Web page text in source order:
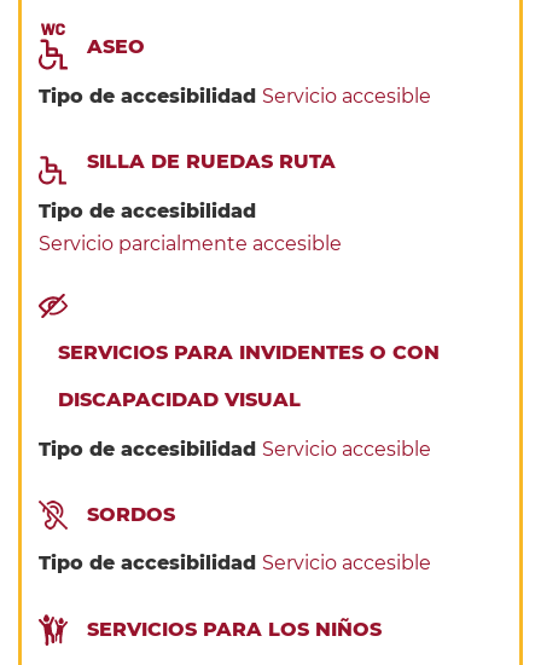
ASEO
Tipo de accesibilidad Servicio accesible
SILLA DE RUEDAS RUTA
Tipo de accesibilidad
Servicio parcialmente accesible
SERVICIOS PARA INVIDENTES O CON
DISCAPACIDAD VISUAL
Tipo de accesibilidad Servicio accesible
SORDOS
Tipo de accesibilidad Servicio accesible
SERVICIOS PARA LOS NIÑOS